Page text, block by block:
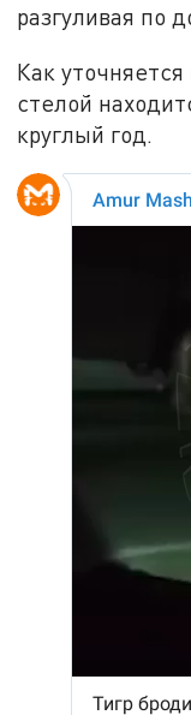
разгуливая по
Как
стелой
круглый год.